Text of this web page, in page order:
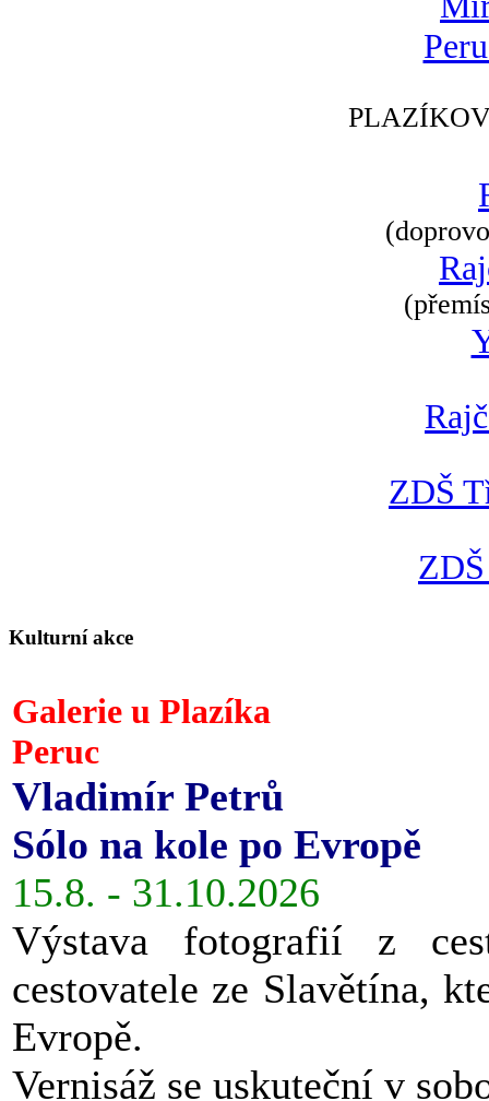
ZDŠ
Kulturní akce
Galerie u Plazíka
Peruc
Vladimír Petrů
Sólo na kole po Evropě
15.8. - 31.10.2026
Výstava fotografií z
cestovatele ze Slavětína,
Evropě.
Vernisáž se uskuteční v